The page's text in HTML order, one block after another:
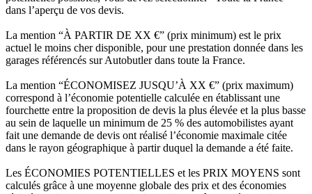
dans l’aperçu de vos devis.
La mention “À PARTIR DE XX €” (prix minimum) est le prix
actuel le moins cher disponible, pour une prestation donnée dans les
garages référencés sur Autobutler dans toute la France.
La mention “ÉCONOMISEZ JUSQU’À XX €” (prix maximum)
correspond à l’économie potentielle calculée en établissant une
fourchette entre la proposition de devis la plus élevée et la plus basse
au sein de laquelle un minimum de 25 % des automobilistes ayant
fait une demande de devis ont réalisé l’économie maximale citée
dans le rayon géographique à partir duquel la demande a été faite.
Les ÉCONOMIES POTENTIELLES et les PRIX MOYENS sont
calculés grâce à une moyenne globale des prix et des économies